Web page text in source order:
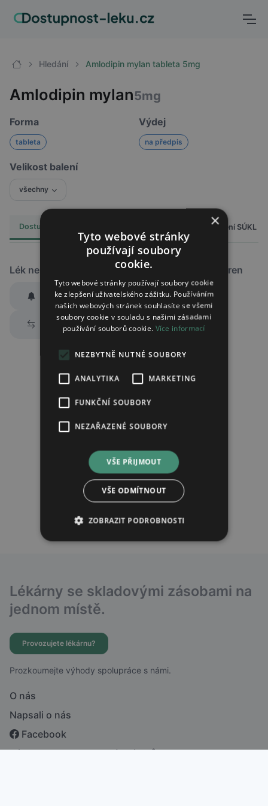
Hledání Amlodipin mylan tableta 5mg
Amlodipin mylan5mg
Forma
tableta
Výdej
na předpis
Velikost balení
všechny
Dostupnost Hlášení SÚKL
Lék není dostupný v žádné ze sledovaných lékáren
Hlídat dostupnost
Zaslat jednorázově emailem informaci o naskladnění
Praha
zpracování osobních údajů.
Prozkoumat alternativy
Lékárny se skladovými zásobami na
jednom místě.
Provozujete lékárnu?
Prozkoumejte výhody spolupráce s námi.
O nás
Napsali o nás
Facebook
Zásady ochrany osobních údajů
×
Tyto webové stránky
používají soubory
cookie.
Tyto webové stránky používají soubory cookie
ke zlepšení uživatelského zážitku. Používáním
našich webových stránek souhlasíte se všemi
soubory cookie v souladu s našimi zásadami
používání souborů cookie. Více informací
NEZBYTNĚ NUTNÉ SOUBORY
ANALYTIKA MARKETING
FUNKČNÍ SOUBORY
NEZAŘAZENÉ SOUBORY
VŠE PŘIJMOUT
VŠE ODMÍTNOUT
ZOBRAZIT PODROBNOSTI